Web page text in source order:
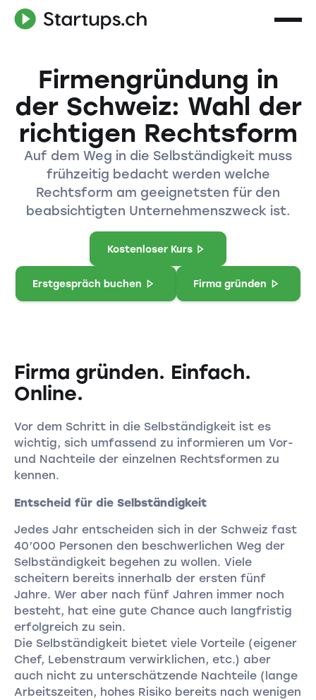
Firmengründung in
der Schweiz: Wahl der
richtigen Rechtsform
Auf dem Weg in die Selbständigkeit muss
frühzeitig bedacht werden welche
Rechtsform am geeignetsten für den
beabsichtigten Unternehmenszweck ist.
Kostenloser Kurs
Erstgespräch buchen Firma gründen
Firma gründen. Einfach.
Online.
Vor dem Schritt in die Selbständigkeit ist es
wichtig, sich umfassend zu informieren um Vor-
und Nachteile der einzelnen Rechtsformen zu
kennen.
Entscheid für die Selbständigkeit
Jedes Jahr entscheiden sich in der Schweiz fast
40’000 Personen den beschwerlichen Weg der
Selbständigkeit begehen zu wollen. Viele
scheitern bereits innerhalb der ersten fünf
Jahre. Wer aber nach fünf Jahren immer noch
besteht, hat eine gute Chance auch langfristig
erfolgreich zu sein.
Die Selbständigkeit bietet viele Vorteile (eigener
Chef, Lebenstraum verwirklichen, etc.) aber
auch nicht zu unterschätzende Nachteile (lange
Arbeitszeiten, hohes Risiko bereits nach wenigen